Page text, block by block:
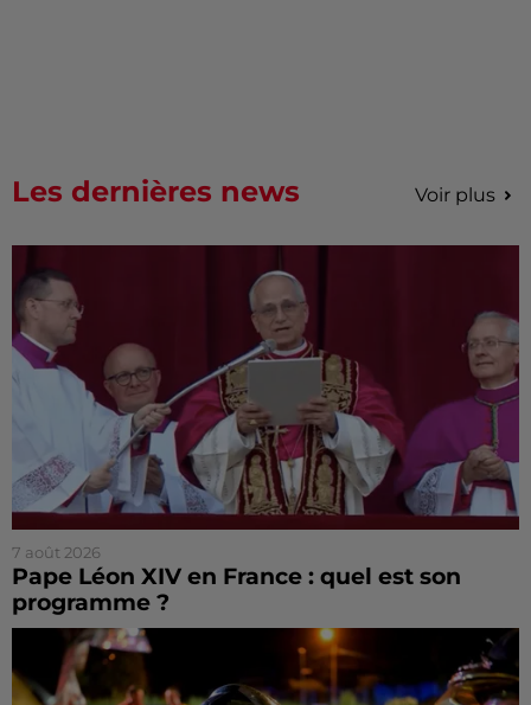
Les dernières news Voir plus
7 août 2026
Pape Léon XIV en France : quel est son
programme ?